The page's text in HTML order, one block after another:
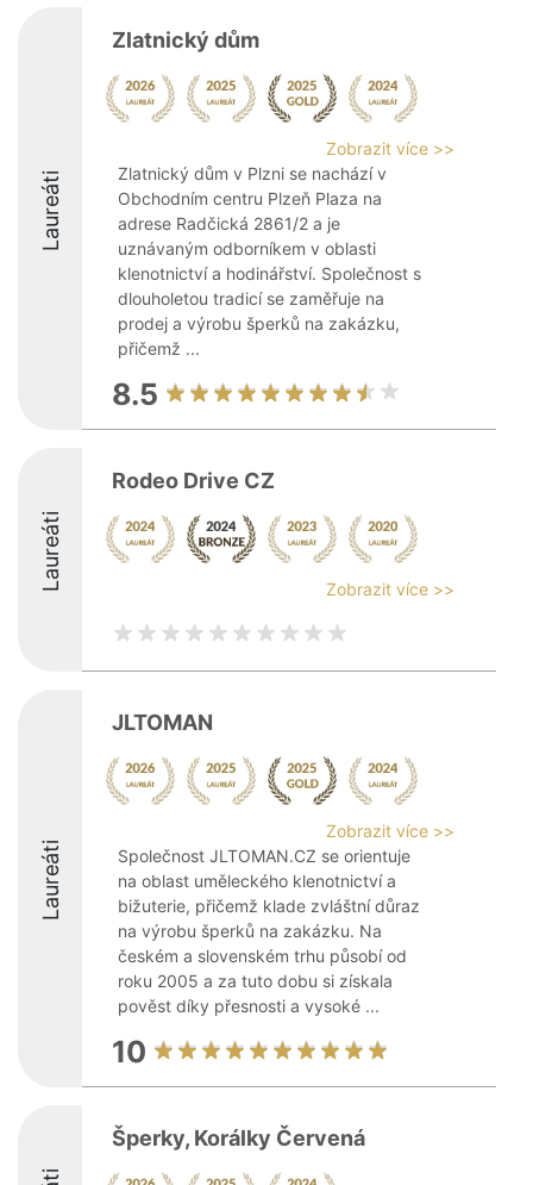
Laureáti
Zlatnický dům
Zobrazit více >>
Zlatnický dům v Plzni se nachází v
Obchodním centru Plzeň Plaza na
adrese Radčická 2861/2 a je
uznávaným odborníkem v oblasti
klenotnictví a hodinářství. Společnost s
dlouholetou tradicí se zaměřuje na
prodej a výrobu šperků na zakázku,
přičemž ...
8.5
Laureáti
Rodeo Drive CZ
Zobrazit více >>
Laureáti
JLTOMAN
Zobrazit více >>
Společnost JLTOMAN.CZ se orientuje
na oblast uměleckého klenotnictví a
bižuterie, přičemž klade zvláštní důraz
na výrobu šperků na zakázku. Na
českém a slovenském trhu působí od
roku 2005 a za tuto dobu si získala
pověst díky přesnosti a vysoké ...
10
Šperky, Korálky Červená